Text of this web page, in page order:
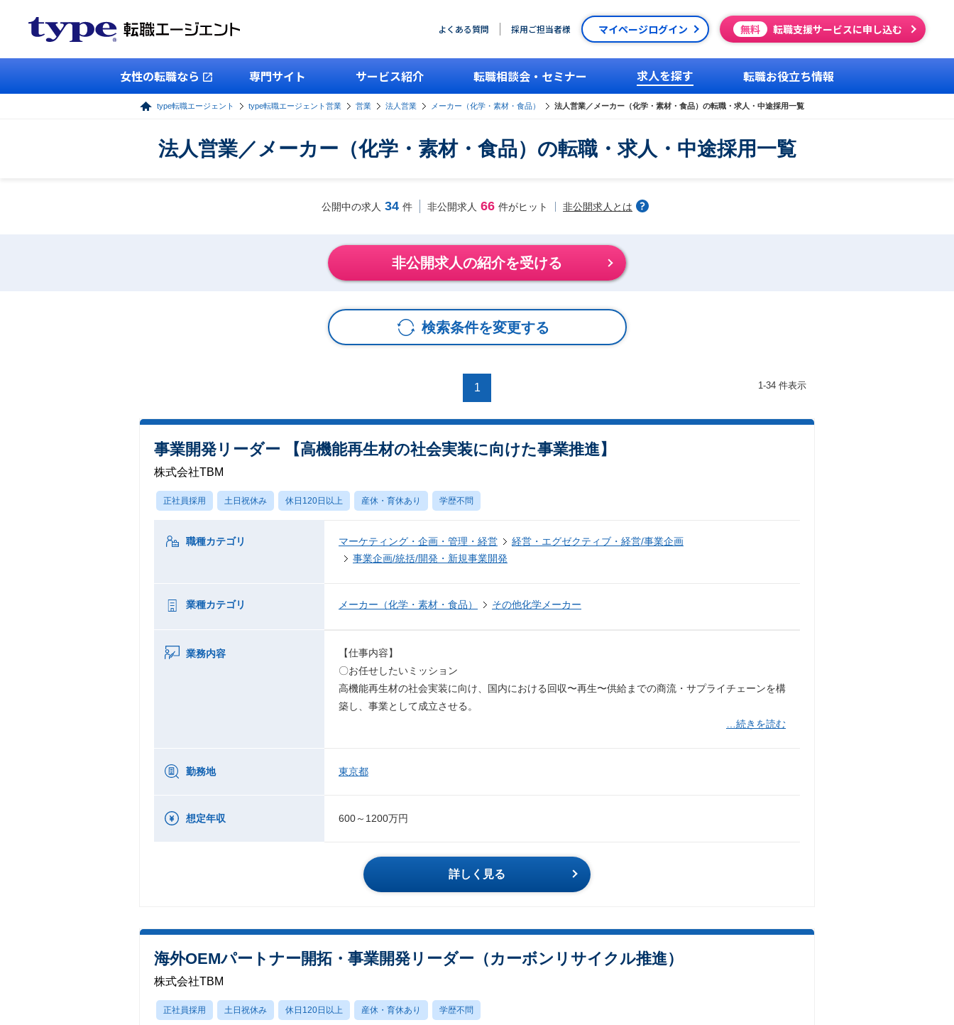
よくある質問 採用ご担当者様 マイページログイン 無料 転職支援サービスに申し込む
女性の転職なら 専門サイト サービス紹介 転職相談会・セミナー 求人を探す 転職お役立ち情報
type転職エージェント type転職エージェント営業 営業 法人営業 メーカー（化学・素材・食品） 法人営業／メーカー（化学・素材・食品）の転職・求人・中途採用一覧
法人営業／メーカー（化学・素材・食品）の転職・求人・中途採用一覧
公開中の求人 34 件 非公開求人 66 件がヒット 非公開求人とは
非公開求人の紹介を受ける
検索条件を変更する
1 1-34 件表示
事業開発リーダー 【高機能再生材の社会実装に向けた事業推進】
株式会社TBM
正社員採用 土日祝休み 休日120日以上 産休・育休あり 学歴不問
職種カテゴリ マーケティング・企画・管理・経営
経営・エグゼクティブ・経営/事業企画
事業企画/統括/開発・新規事業開発
業種カテゴリ メーカー（化学・素材・食品） その他化学メーカー
業務内容
【仕事内容】
〇お任せしたいミッション
高機能再生材の社会実装に向け、国内における回収〜再生〜供給までの商流・サプライチェーンを構
築し、事業として成立させる。
…続きを読む
勤務地 東京都
想定年収 600～1200万円
詳しく見る
海外OEMパートナー開拓・事業開発リーダー（カーボンリサイクル推進）
株式会社TBM
正社員採用 土日祝休み 休日120日以上 産休・育休あり 学歴不問